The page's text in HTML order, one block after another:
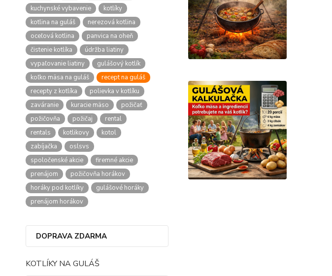
kuchynské vybavenie
kotlíky
kotlina na guláš
nerezová kotlina
oceľová kotlina
panvica na oheň
čistenie kotlíka
údržba liatiny
vypaľovanie liatiny
gulášový kotlík
koľko mäsa na guláš
recept na guláš
recepty z kotlíka
polievka v kotlíku
zaváranie
kuracie mäso
požičať
požičovňa
požičaj
rental
rentals
kotlikovy
kotol
zabíjačka
oslsvs
spoločenské akcie
firemné akcie
prenájom
požičovňa horákov
horáky pod kotlíky
gulášové horáky
prenájom horákov
DOPRAVA ZDARMA
KOTLÍKY NA GULÁŠ